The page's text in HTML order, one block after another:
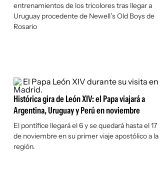
entrenamientos de los tricolores tras llegar a
Uruguay procedente de Newell’s Old Boys de
Rosario
Histórica gira de León XIV: el Papa viajará a
Argentina, Uruguay y Perú en noviembre
El pontífice llegará el 6 y se quedará hasta el 17
de noviembre en su primer viaje apostólico a la
región.